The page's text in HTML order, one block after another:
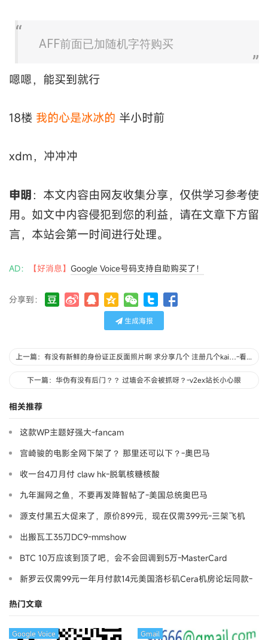
AFF前面已加随机字符购买
嗯嗯，能买到就行
18楼 我的心是冰冰的 半小时前
xdm，冲冲冲
申明：本文内容由网友收集分享，仅供学习参考使
用。如文中内容侵犯到您的利益，请在文章下方留
言，本站会第一时间进行处理。
AD： 【好消息】 Google Voice号码支持自助购买了！
分享到：
生成海报
上一篇：有没有新鲜的身份证正反面照片啊 求分享几个 注册几个kai…-看我签名.
下一篇：华伪有没有后门？？ 过墙会不会被抓呀？-v2ex站长小心眼
相关推荐
这款WP主题好强大-fancam
宫崎骏的电影全网下架了？ 那里还可以下？-奧巴马
收一台4刀月付 claw hk-脱氧核糖核酸
九年漏网之鱼，不要再发降智帖了-美国总统奥巴马
源支付黑五大促来了，原价899元，现在仅需399元-三架飞机
出搬瓦工35刀DC9-mmshow
BTC 10万应该到顶了吧，会不会回调到5万-MasterCard
新罗云仅需99元一年月付款14元美国洛杉矶Cera机房论坛同款-
热门文章
Google Voice Gmail